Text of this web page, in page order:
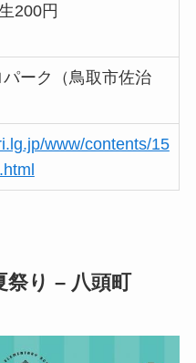
200円
ーク（鳥取市佐治
www/contents/15
祭り – 八頭町